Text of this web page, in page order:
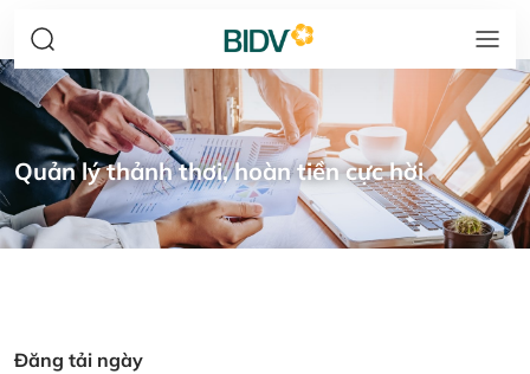
Quản lý thảnh thơi, hoàn tiền cực hời
Đăng tải ngày